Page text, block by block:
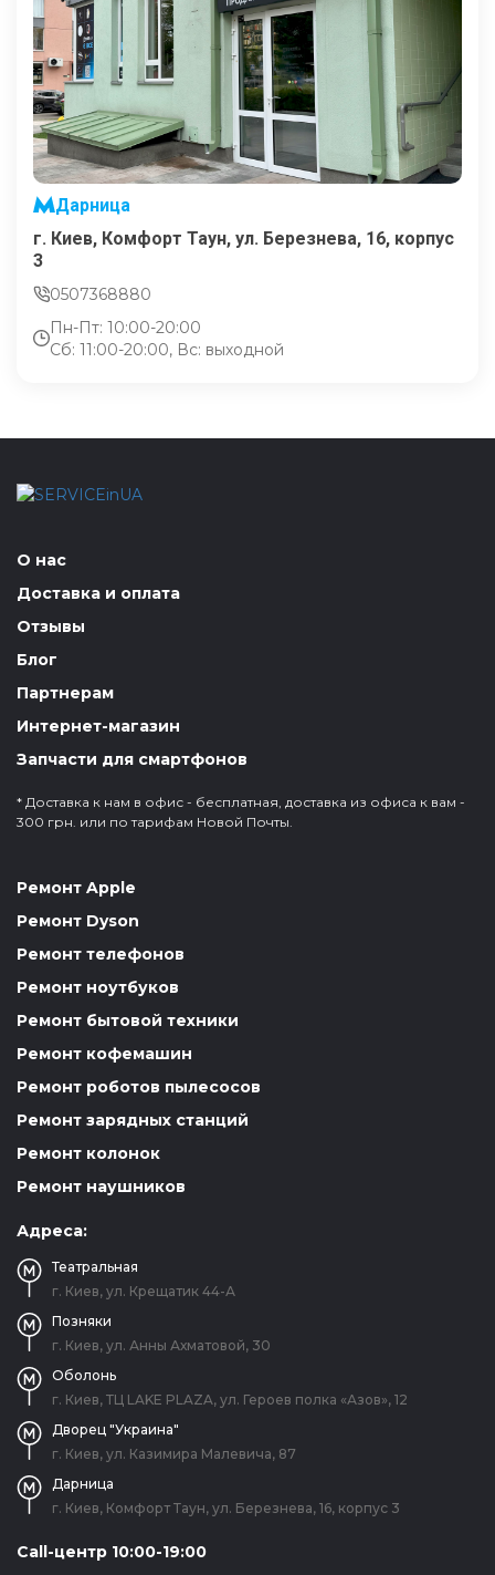
Дарница
г. Киев, Комфорт Таун, ул. Березнева, 16, корпус
3
0507368880
Пн-Пт: 10:00-20:00
Сб: 11:00-20:00, Вс: выходной
О нас
Доставка и оплата
Отзывы
Блог
Партнерам
Интернет-магазин
Запчасти для смартфонов
* Доставка к нам в офис - бесплатная, доставка из офиса к вам -
300 грн. или по тарифам Новой Почты.
Ремонт Apple
Ремонт Dyson
Ремонт телефонов
Ремонт ноутбуков
Ремонт бытовой техники
Ремонт кофемашин
Ремонт роботов пылесосов
Ремонт зарядных станций
Ремонт колонок
Ремонт наушников
Адреса:
Театральная
г. Киев, ул. Крещатик 44-А
Позняки
г. Киев, ул. Анны Ахматовой, 30
Оболонь
г. Киев, ТЦ LAKE PLAZA, ул. Героев полка «Азов», 12
Дворец "Украина"
г. Киев, ул. Казимира Малевича, 87
Дарница
г. Киев, Комфорт Таун, ул. Березнева, 16, корпус 3
Call-центр 10:00-19:00